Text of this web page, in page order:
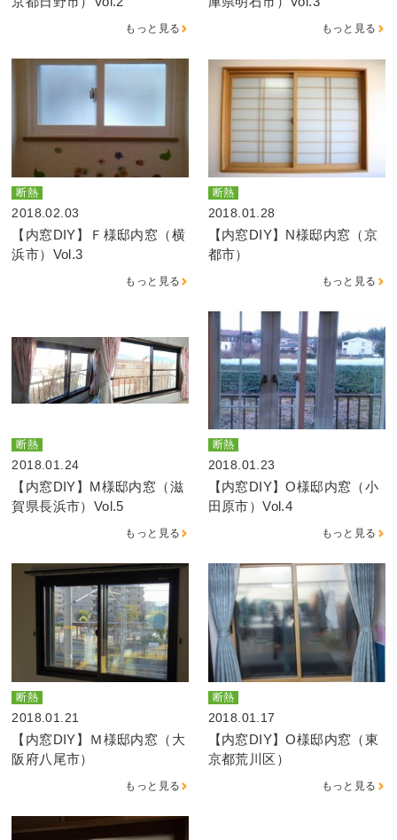
もっと見る もっと見る
断熱
2018.02.03
【内窓DIY】Ｆ様邸内窓（横
浜市）Vol.3
もっと見る
断熱
2018.01.28
【内窓DIY】N様邸内窓（京
都市）
もっと見る
断熱
2018.01.24
【内窓DIY】M様邸内窓（滋
賀県長浜市）Vol.5
もっと見る
断熱
2018.01.23
【内窓DIY】O様邸内窓（小
田原市）Vol.4
もっと見る
断熱
2018.01.21
【内窓DIY】Ｍ様邸内窓（大
阪府八尾市）
もっと見る
断熱
2018.01.17
【内窓DIY】O様邸内窓（東
京都荒川区）
もっと見る